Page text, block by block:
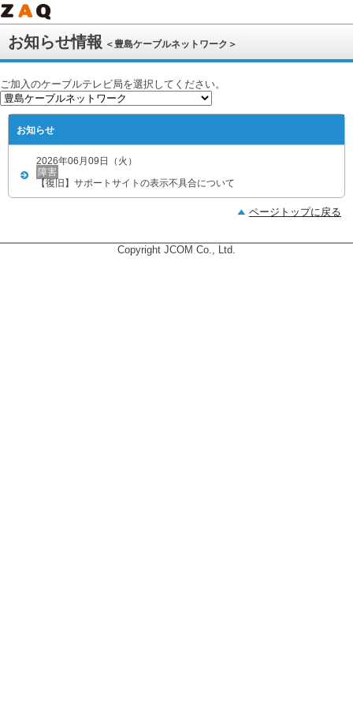
お知らせ情報 ＜豊島ケーブルネットワーク＞
ご加入のケーブルテレビ局を選択してください。
お知らせ
2026年06月09日（火）
障害
【復旧】サポートサイトの表示不具合について
ページトップに戻る
Copyright JCOM Co., Ltd.